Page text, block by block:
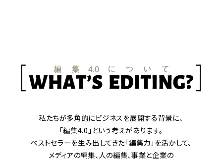
私たちが多角的にビジネスを展開する背景に、
「編集4.0」という考えがあります。
ベストセラーを生み出してきた「編集力」を活かして、
メディアの編集、人の編集、事業と企業の